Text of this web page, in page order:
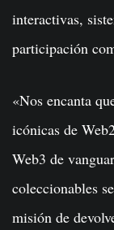
interactivas,
participación
«Nos encanta
icónicas de
Web3 de
coleccionables
misión de